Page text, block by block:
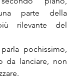
parte della
rilevante del
pochissimo,
da lanciare, non